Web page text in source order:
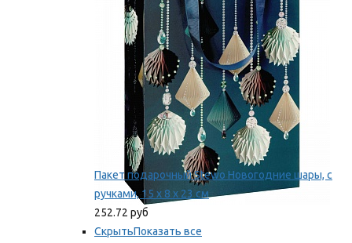
Пакет подарочный Stewo Новогодние шары, с
ручками, 15 х 8 х 23 см
252.72 руб
СкрытьПоказать все